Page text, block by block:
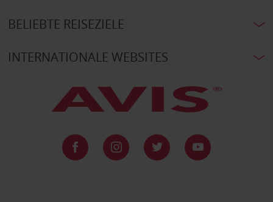
BELIEBTE REISEZIELE
INTERNATIONALE WEBSITES